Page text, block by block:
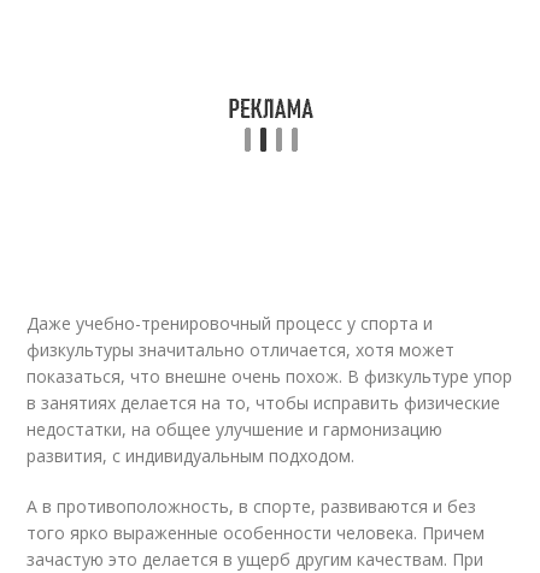
Даже учебно-тренировочный процесс у спорта и
физкультуры значитально отличается, хотя может
показаться, что внешне очень похож. В физкультуре упор
в занятиях делается на то, чтобы исправить физические
недостатки, на общее улучшение и гармонизацию
развития, с индивидуальным подходом.
А в противоположность, в спорте, развиваются и без
того ярко выраженные особенности человека. Причем
зачастую это делается в ущерб другим качествам. При